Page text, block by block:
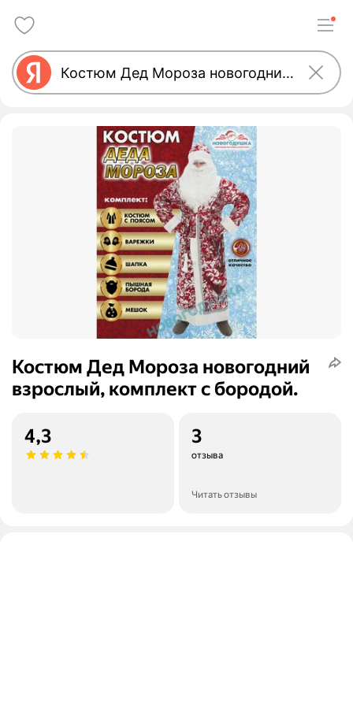
Костюм Дед Мороза новогодний
взрослый, комплект с бородой.
4,3 3
отзыва
Читать отзывы